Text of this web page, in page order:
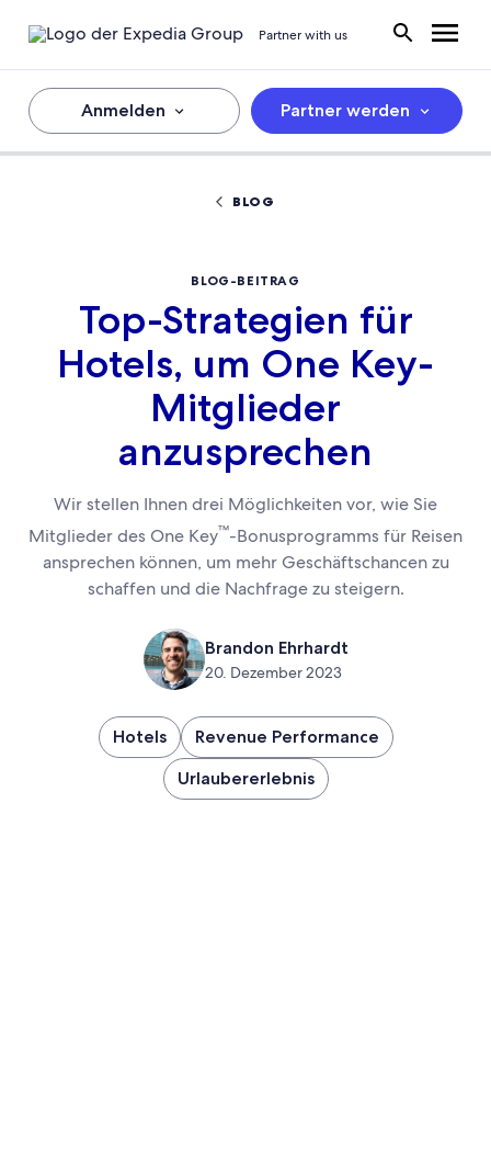
Partner with us
Anmelden Partner werden
BLOG
BLOG-BEITRAG
Top-Strategien für
Hotels, um One Key-
Mitglieder
anzusprechen
Wir stellen Ihnen drei Möglichkeiten vor, wie Sie
Mitglieder des One Key™-Bonusprogramms für Reisen
ansprechen können, um mehr Geschäftschancen zu
schaffen und die Nachfrage zu steigern.
Brandon Ehrhardt
20. Dezember 2023
Hotels
Revenue Performance
Urlaubererlebnis